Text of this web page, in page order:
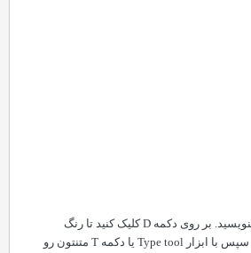
بر روی دکمهDکلیک کنید تا رنگ
ابزار Type toolیا دکمهTمتنتون رو